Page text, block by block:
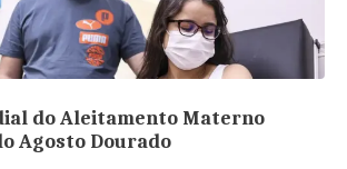
do Aleitamento Materno
Agosto Dourado